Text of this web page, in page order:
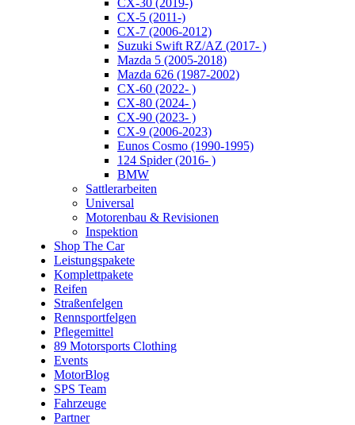
CX-30 (2019-)
CX-5 (2011-)
CX-7 (2006-2012)
Suzuki Swift RZ/AZ (2017- )
Mazda 5 (2005-2018)
Mazda 626 (1987-2002)
CX-60 (2022- )
CX-80 (2024- )
CX-90 (2023- )
CX-9 (2006-2023)
Eunos Cosmo (1990-1995)
124 Spider (2016- )
BMW
Sattlerarbeiten
Universal
Motorenbau & Revisionen
Inspektion
Shop The Car
Leistungspakete
Komplettpakete
Reifen
Straßenfelgen
Rennsportfelgen
Pflegemittel
89 Motorsports Clothing
Events
MotorBlog
SPS Team
Fahrzeuge
Partner